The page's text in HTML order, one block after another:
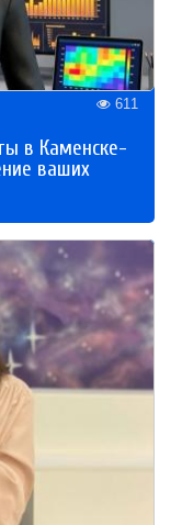
611
в Каменске-
ваших